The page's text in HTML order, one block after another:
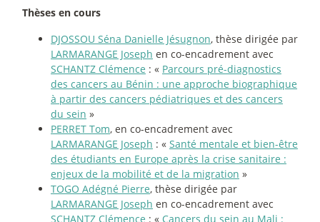
Thèses en cours
DJOSSOU Séna Danielle Jésugnon, thèse dirigée par
LARMARANGE Joseph en co-encadrement avec
SCHANTZ Clémence : « Parcours pré-diagnostics
des cancers au Bénin : une approche biographique
à partir des cancers pédiatriques et des cancers
du sein »
PERRET Tom, en co-encadrement avec
LARMARANGE Joseph : « Santé mentale et bien-être
des étudiants en Europe après la crise sanitaire :
enjeux de la mobilité et de la migration »
TOGO Adégné Pierre, thèse dirigée par
LARMARANGE Joseph en co-encadrement avec
SCHANTZ Clémence : « Cancers du sein au Mali :